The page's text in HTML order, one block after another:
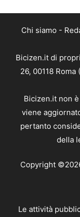
Chi siamo -
Bicizen.it di
26, 00118
Bicizen.it non
viene
pertanto
della
Copyright
Le attività